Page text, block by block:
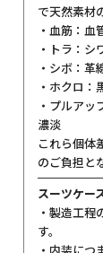
で天然素材
・血筋：血
・トラ：シ
・シボ：
・ホクロ：
・プルア
濃淡
これら個体
のご負担と
スーツケー
・製造工
す。